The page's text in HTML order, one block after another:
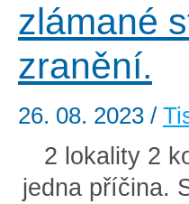
zlámané
zranění.
26. 08. 2023 /
2 lokality 2
jedna příčina.